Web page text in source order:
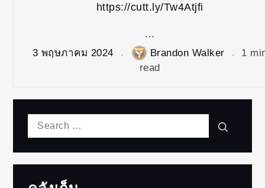
https://cutt.ly/Tw4Atjfi
…
3 พฤษภาคม 2024 Brandon Walker
1
read
Search